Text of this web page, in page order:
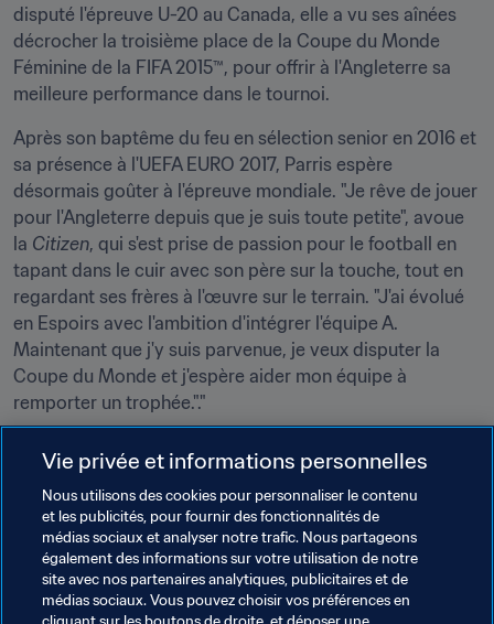
disputé l'épreuve U-20 au Canada, elle a vu ses aînées
décrocher la troisième place de la Coupe du Monde
Féminine de la FIFA 2015™, pour offrir à l'Angleterre sa
meilleure performance dans le tournoi.
Après son baptême du feu en sélection senior en 2016 et
sa présence à l'UEFA EURO 2017, Parris espère
désormais goûter à l'épreuve mondiale. "Je rêve de jouer
pour l'Angleterre depuis que je suis toute petite", avoue
la Citizen, qui s'est prise de passion pour le football en
tapant dans le cuir avec son père sur la touche, tout en
regardant ses frères à l'œuvre sur le terrain. "J'ai évolué
en Espoirs avec l'ambition d'intégrer l'équipe A.
Maintenant que j'y suis parvenue, je veux disputer la
Coupe du Monde et j'espère aider mon équipe à
remporter un trophée."."
Un obstacle attend l'Angleterre sur la route de sa
quatrième participation à la Coupe du monde. Sa
prochaine sortie la mettra aux prises avec un Pays de
Galles invaincu en quatre matches de qualification. Ce
choc 100 % britannique dans le Groupe 1 pourrait s'avérer
Vie privée et informations personnelles
Nous utilisons des cookies pour personnaliser le contenu
et les publicités, pour fournir des fonctionnalités de
médias sociaux et analyser notre trafic. Nous partageons
également des informations sur votre utilisation de notre
site avec nos partenaires analytiques, publicitaires et de
médias sociaux. Vous pouvez choisir vos préférences en